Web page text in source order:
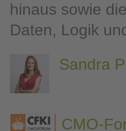
hinaus sowie
Daten, Logik
Sandra
CMO-